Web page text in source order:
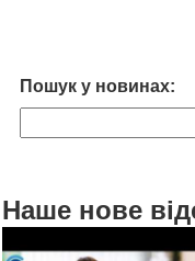
Пошук у новинах:
Наше нове